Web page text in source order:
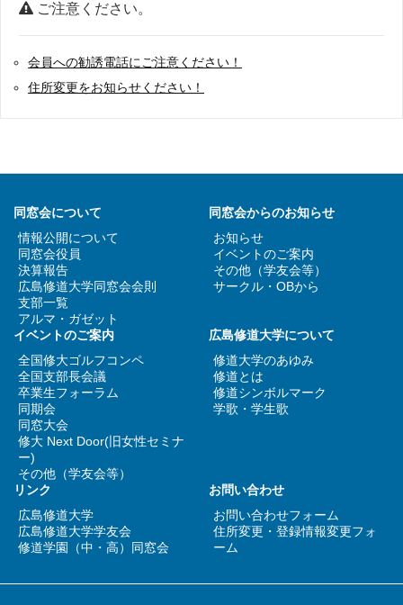
ご注意ください。
会員への勧誘電話にご注意ください！
住所変更をお知らせください！
同窓会について
情報公開について
同窓会役員
決算報告
広島修道大学同窓会会則
支部一覧
アルマ・ガゼット
同窓会からのお知らせ
お知らせ
イベントのご案内
その他（学友会等）
サークル・OBから
イベントのご案内
全国修大ゴルフコンペ
全国支部長会議
卒業生フォーラム
同期会
同窓大会
修大 Next Door(旧女性セミナ
ー)
その他（学友会等）
広島修道大学について
修道大学のあゆみ
修道とは
修道シンボルマーク
学歌・学生歌
リンク
広島修道大学
広島修道大学学友会
修道学園（中・高）同窓会
お問い合わせ
お問い合わせフォーム
住所変更・登録情報変更フォ
ーム